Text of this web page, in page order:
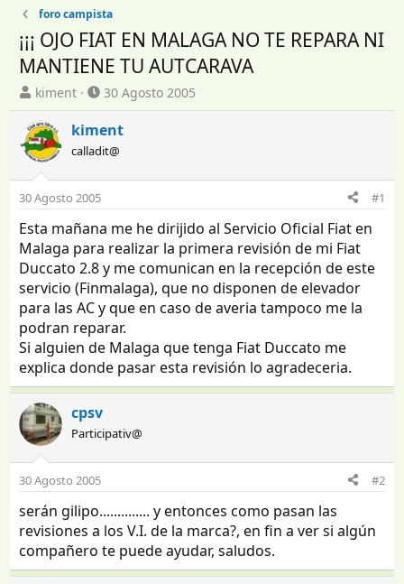
foro campista
¡¡¡ OJO FIAT EN MALAGA NO TE REPARA NI
MANTIENE TU AUTCARAVA
I
n
i
c
i
a
d
o
r
d
e
t
e
m
a
kiment
F
e
c
h
a
d
i
n
i
c
i
o
30 Agosto 2005
kiment
calladit@
30 Agosto 2005 #1
Esta mañana me he dirijido al Servicio Oficial Fiat en
Malaga para realizar la primera revisión de mi Fiat
Duccato 2.8 y me comunican en la recepción de este
servicio (Finmalaga), que no disponen de elevador
para las AC y que en caso de averia tampoco me la
podran reparar.
Si alguien de Malaga que tenga Fiat Duccato me
explica donde pasar esta revisión lo agradeceria.
cpsv
Participativ@
30 Agosto 2005 #2
serán gilipo.............. y entonces como pasan las
revisiones a los V.I. de la marca?, en fin a ver si algún
compañero te puede ayudar, saludos.